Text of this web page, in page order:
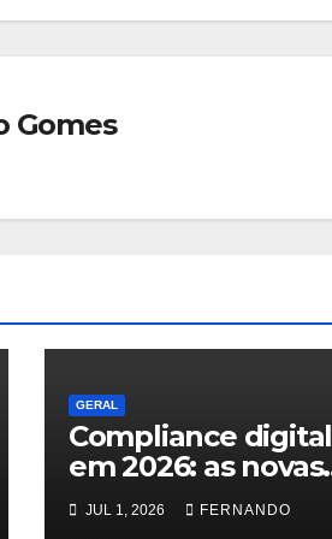
Gomes
GERAL
Compliance digital
em 2026: as novas
regras do TSE
contra deepfakes e
JUL 1, 2026 FERNANDO